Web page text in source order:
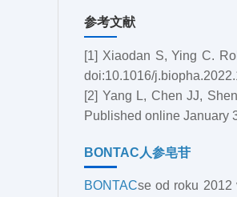
参考文献
[1] Xiaodan S, Ying C.
doi:10.1016/
[2] Yang L, Chen JJ,
Published online January
BONTAC人参皂苷
BONTACse od roku 2012